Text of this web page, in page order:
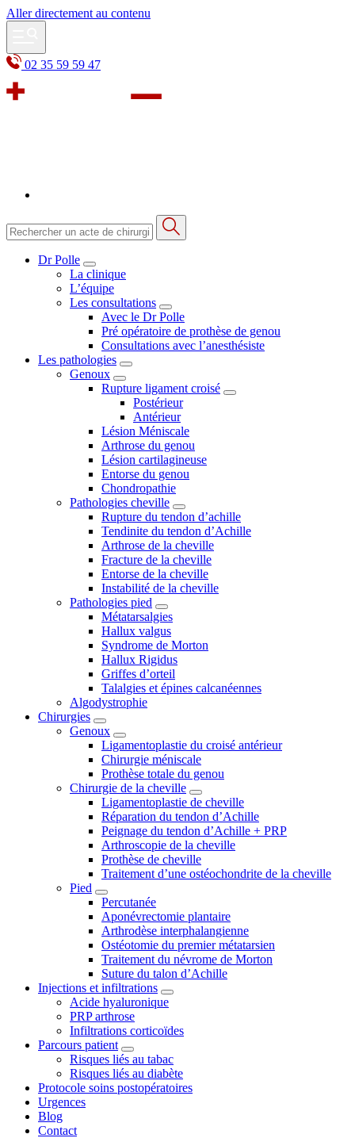
Aller directement au contenu
02 35 59 59 47
Dr Polle
La clinique
L’équipe
Les consultations
Avec le Dr Polle
Pré opératoire de prothèse de genou
Consultations avec l’anesthésiste
Les pathologies
Genoux
Rupture ligament croisé
Postérieur
Antérieur
Lésion Méniscale
Arthrose du genou
Lésion cartilagineuse
Entorse du genou
Chondropathie
Pathologies cheville
Rupture du tendon d’achille
Tendinite du tendon d’Achille
Arthrose de la cheville
Fracture de la cheville
Entorse de la cheville
Instabilité de la cheville
Pathologies pied
Métatarsalgies
Hallux valgus
Syndrome de Morton
Hallux Rigidus
Griffes d’orteil
Talalgies et épines calcanéennes
Algodystrophie
Chirurgies
Genoux
Ligamentoplastie du croisé antérieur
Chirurgie méniscale
Prothèse totale du genou
Chirurgie de la cheville
Ligamentoplastie de cheville
Réparation du tendon d’Achille
Peignage du tendon d’Achille + PRP
Arthroscopie de la cheville
Prothèse de cheville
Traitement d’une ostéochondrite de la cheville
Pied
Percutanée
Aponévrectomie plantaire
Arthrodèse interphalangienne
Ostéotomie du premier métatarsien
Traitement du névrome de Morton
Suture du talon d’Achille
Injections et infiltrations
Acide hyaluronique
PRP arthrose
Infiltrations corticoïdes
Parcours patient
Risques liés au tabac
Risques liés au diabète
Protocole soins postopératoires
Urgences
Blog
Contact